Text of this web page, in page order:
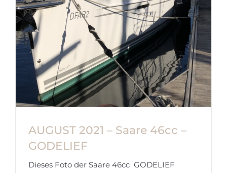
AUGUST 2021 – Saare 46cc –
GODELIEF
Dieses Foto der Saare 46cc GODELIEF